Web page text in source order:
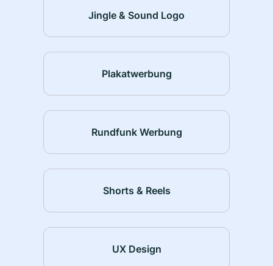
Jingle & Sound Logo
Plakatwerbung
Rundfunk Werbung
Shorts & Reels
UX Design